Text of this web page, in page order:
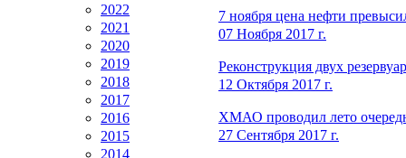
2022
2021
2020
2019
2018
2017
2016
2015
2014
7 ноября цена нефти
07 Ноября 2017 г.
Реконструкция двух
12 Октября 2017 г.
ХМАО проводил лето
27 Сентября 2017 г.